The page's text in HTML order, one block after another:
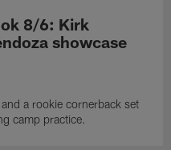
8/6: Kirk
showcase
a rookie cornerback set
camp practice.